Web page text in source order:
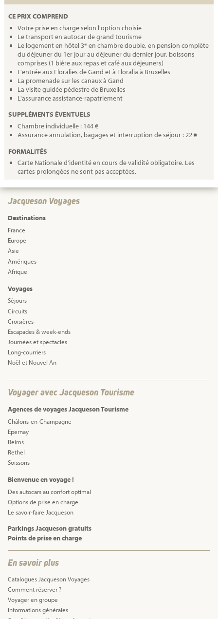
CE PRIX COMPREND
Votre prise en charge selon l'option choisie
Le transport en autocar de grand tourisme
Le logement en hôtel 3* en chambre double, en pension complète
du déjeuner du 1er jour au déjeuner du dernier jour, boissons
comprises (1 bière aux repas et café aux déjeuners)
L'entrée aux Floralies de Gand et à Floralia à Bruxelles
La promenade sur les canaux à Gand
La visite guidée pédestre de Bruxelles
L'assurance assistance-rapatriement
SUPPLÉMENTS ÉVENTUELS
Chambre individuelle : 144 €
Assurance annulation, bagages et interruption de séjour : 22 €
FORMALITÉS
Carte Nationale d'identité en cours de validité obligatoire. Les
cartes prolongées ne sont pas acceptées.
Jacqueson Voyages
Destinations
France
Europe
Asie
Amériques
Afrique
Voyages
Séjours
Circuits
Croisières
Escapades & week-ends
Journées et spectacles
Long-courriers
Noël et Nouvel An
Voyager avec Jacqueson Tourisme
Agences de voyages Jacqueson Tourisme
Châlons-en-Champagne
Epernay
Reims
Rethel
Soissons
Bienvenue en voyage !
Des autocars au confort optimal
Options de prise en charge
Le savoir-faire Jacqueson
Parkings Jacqueson gratuits
Points de prise en charge
En savoir plus
Catalogues Jacqueson Voyages
Comment réserver ?
Voyager en groupe
Informations générales